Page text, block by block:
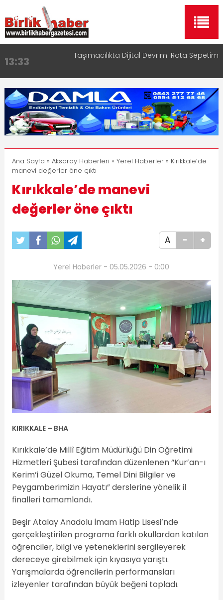
13:33 Taşımacılıkta Dijital Devrim: Rota Sepetim
Aksaray OSB Bölge Müdürü Makam Koltuğunu
Çocuklara Bıraktı
16:00
Aksaray Esnaf Rehberi ile Google ve Yapay Zeka
Aramalarında Öne Çıkın
8:23 Aksaray Esnaf Rehberi Hizmete Girdi
11:30
Ana Sayfa » Aksaray Haberleri » Yerel Haberler» Kırıkkale’de
manevi değerler öne çıktı
Kırıkkale’de manevi
değerler öne çıktı
A - +
Yerel Haberler - 05.05.2026 - 0:00
KIRIKKALE – BHA
Kırıkkale’de Millî Eğitim Müdürlüğü Din Öğretimi
Hizmetleri Şubesi tarafından düzenlenen “Kur’an-ı
Kerim’i Güzel Okuma, Temel Dini Bilgiler ve
Peygamberimizin Hayatı” derslerine yönelik il
finalleri tamamlandı.
Beşir Atalay Anadolu İmam Hatip Lisesi’nde
gerçekleştirilen programa farklı okullardan katılan
öğrenciler, bilgi ve yeteneklerini sergileyerek
dereceye girebilmek için kıyasıya yarıştı.
Yarışmalarda öğrencilerin performansları
izleyenler tarafından büyük beğeni topladı.